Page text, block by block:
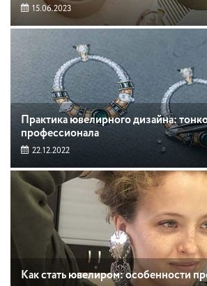
15.06.2023
Практика ювелирного дизайна:
профессионала
22.12.2022
Как стать ювелиром: особенности